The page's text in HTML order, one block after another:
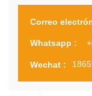
Correo
Whatsapp :
Wechat :